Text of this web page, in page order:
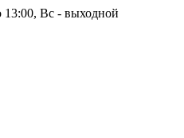
Вс - выходной